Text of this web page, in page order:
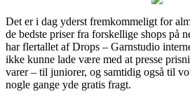
Det er i dag yderst fremkommeligt for
de bedste priser fra forskellige shops på
har flertallet af Drops – Garnstudio
ikke kunne lade være med at presse
varer – til juniorer, og samtidig også til
nogle gange yde gratis fragt.